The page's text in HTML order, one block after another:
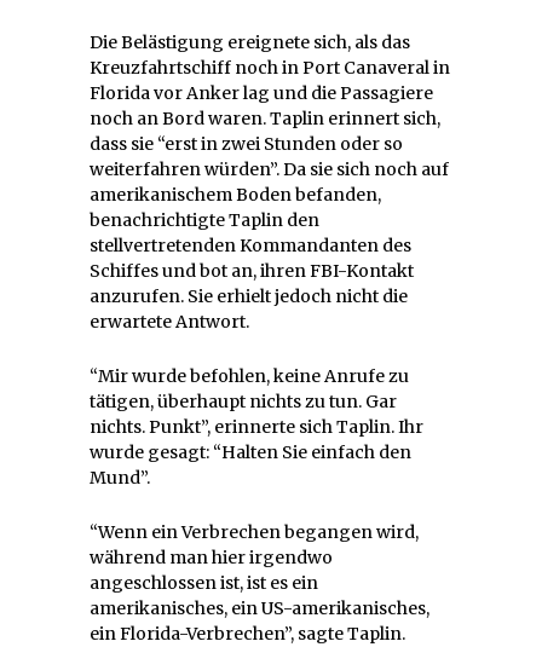
Die Belästigung ereignete sich, als das
Kreuzfahrtschiff noch in Port Canaveral in
Florida vor Anker lag und die Passagiere
noch an Bord waren. Taplin erinnert sich,
dass sie “erst in zwei Stunden oder so
weiterfahren würden”. Da sie sich noch auf
amerikanischem Boden befanden,
benachrichtigte Taplin den
stellvertretenden Kommandanten des
Schiffes und bot an, ihren FBI-Kontakt
anzurufen. Sie erhielt jedoch nicht die
erwartete Antwort.
“Mir wurde befohlen, keine Anrufe zu
tätigen, überhaupt nichts zu tun. Gar
nichts. Punkt”, erinnerte sich Taplin. Ihr
wurde gesagt: “Halten Sie einfach den
Mund”.
“Wenn ein Verbrechen begangen wird,
während man hier irgendwo
angeschlossen ist, ist es ein
amerikanisches, ein US-amerikanisches,
ein Florida-Verbrechen”, sagte Taplin.